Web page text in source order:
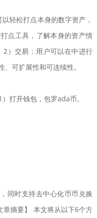
轻松打点本身的数字资产，
点工具，了解本身的资产情
）交易：用户可以在中进行
可扩展性和可连续性。
打开钱包，包罗ada币。
同时支持去中心化币币兑换
摘要】 本文将从以下6个方